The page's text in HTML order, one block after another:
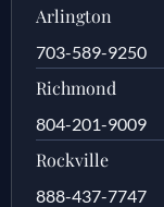
Arlington
703-589-9250
Richmond
804-201-9009
Rockville
888-437-7747